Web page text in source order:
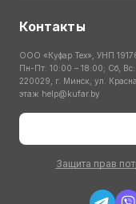
Контакты
ООО «Куфар Тех», УНП
Пн-Пт: 10:00 – 18:00; Сб,
220029, г. Минск, ул.
этаж help@kufar.by
Защита прав